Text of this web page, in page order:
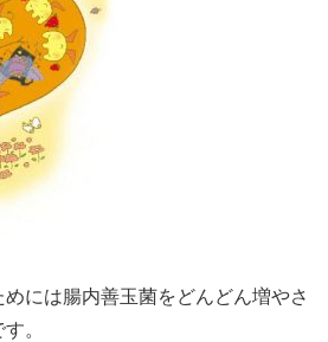
には腸内善玉菌をどんどん増やさ
。